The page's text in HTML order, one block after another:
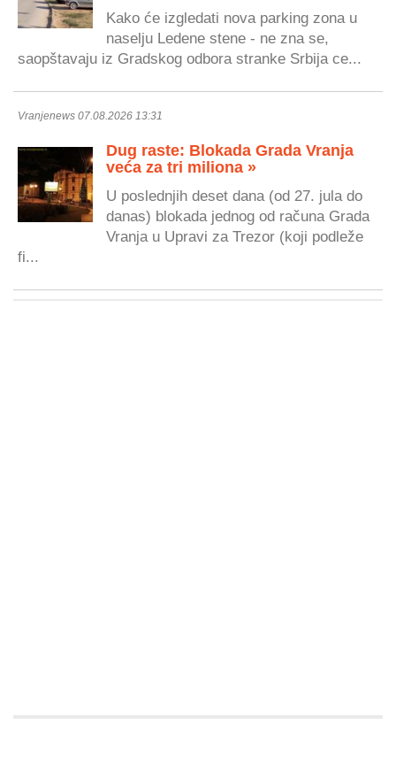
Kako će izgledati nova parking zona u
naselju Ledene stene - ne zna se,
saopštavaju iz Gradskog odbora stranke Srbija ce...
Vranjenews 07.08.2026 13:31
Dug raste: Blokada Grada Vranja
veća za tri miliona »
U poslednjih deset dana (od 27. jula do
danas) blokada jednog od računa Grada
Vranja u Upravi za Trezor (koji podleže
fi...